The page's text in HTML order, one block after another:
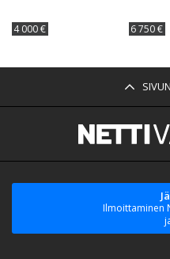
4 000 € 6 750 €
Ilmoittaminen